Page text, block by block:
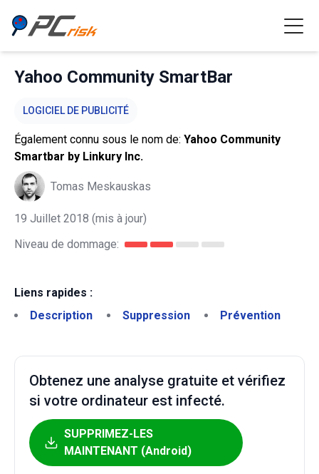
Yahoo Community SmartBar
LOGICIEL DE PUBLICITÉ
Également connu sous le nom de: Yahoo Community
Smartbar by Linkury Inc.
Tomas Meskauskas
19 Juillet 2018 (mis à jour)
Niveau de dommage:
Liens rapides :
Description
Suppression Prévention
Obtenez une analyse gratuite et vérifiez
si votre ordinateur est infecté.
SUPPRIMEZ-LES
MAINTENANT (Android)